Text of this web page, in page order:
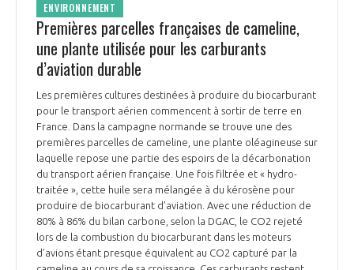
ENVIRONNEMENT
Premières parcelles françaises de cameline,
une plante utilisée pour les carburants
d’aviation durable
Les premières cultures destinées à produire du biocarburant
pour le transport aérien commencent à sortir de terre en
France. Dans la campagne normande se trouve une des
premières parcelles de cameline, une plante oléagineuse sur
laquelle repose une partie des espoirs de la décarbonation
du transport aérien française. Une fois filtrée et « hydro-
traitée », cette huile sera mélangée à du kérosène pour
produire de biocarburant d’aviation. Avec une réduction de
80% à 86% du bilan carbone, selon la DGAC, le CO2 rejeté
lors de la combustion du biocarburant dans les moteurs
d’avions étant presque équivalent au CO2 capturé par la